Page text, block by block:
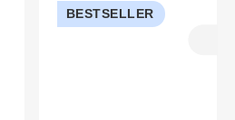
BESTSELLER